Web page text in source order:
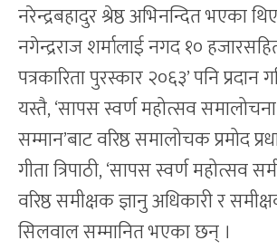
नरेन्द्रबहादुर श्रेष्ठ अभिनन्दित भएका
नगेन्द्रराज शर्मालाई नगद १०
पत्रकारिता पुरस्कार २०६३’ पनि प्रदान
यस्तै, ‘सापस स्वर्ण महोत्सव समालोचना
सम्मान’बाट वरिष्ठ समालोचक प्रमोद
गीता त्रिपाठी, ‘सापस स्वर्ण महोत्सव
वरिष्ठ समीक्षक ज्ञानु अधिकारी र
सिलवाल सम्मानित भएका छन् ।